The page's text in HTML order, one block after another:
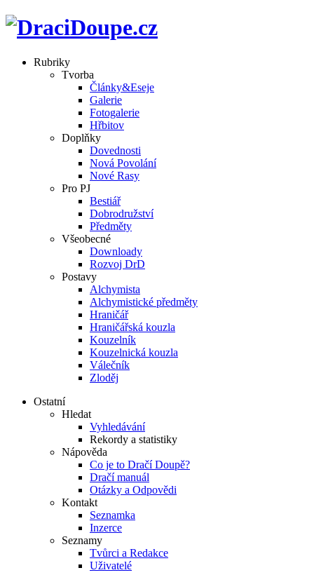
Rubriky
Tvorba
Články&Eseje
Galerie
Fotogalerie
Hřbitov
Doplňky
Dovednosti
Nová Povolání
Nové Rasy
Pro PJ
Bestiář
Dobrodružství
Předměty
Všeobecné
Downloady
Rozvoj DrD
Postavy
Alchymista
Alchymistické předměty
Hraničář
Hraničářská kouzla
Kouzelník
Kouzelnická kouzla
Válečník
Zloděj
Ostatní
Hledat
Vyhledávání
Rekordy a statistiky
Nápověda
Co je to Dračí Doupě?
Dračí manuál
Otázky a Odpovědi
Kontakt
Seznamka
Inzerce
Seznamy
Tvůrci a Redakce
Uživatelé